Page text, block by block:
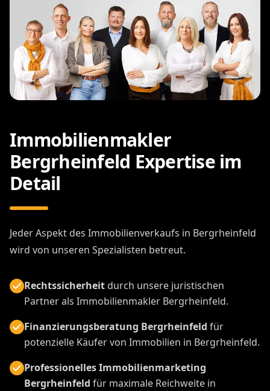
Immobilienmakler
Bergrheinfeld Expertise im
Detail
Jeder Aspekt des Immobilienverkaufs in Bergrheinfeld
wird von unseren Spezialisten betreut.
Rechtssicherheitdurch unsere juristischen
Partner als Immobilienmakler Bergrheinfeld.
Finanzierungsberatung Bergrheinfeld für
potenzielle Käufer von Immobilien in Bergrheinfeld.
Professionelles Immobilienmarketing
Bergrheinfeld für maximale Reichweite in